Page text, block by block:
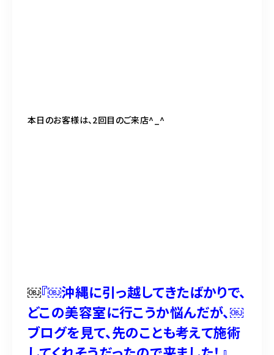
本日のお客様は、2回目のご来店^_^
￼『￼沖縄に引っ越してきたばかりで、
どこの美容室に行こうか悩んだが、￼
ブログを見て、先のことも考えて施術